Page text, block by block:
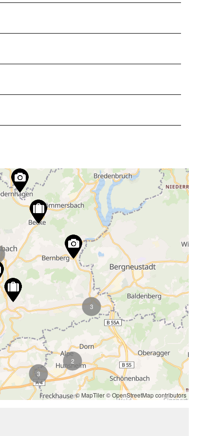
3
3
2
© MapTiler© OpenStreetMap contributors